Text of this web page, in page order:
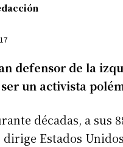
defensor de la
un activista
décadas, a sus
Estados